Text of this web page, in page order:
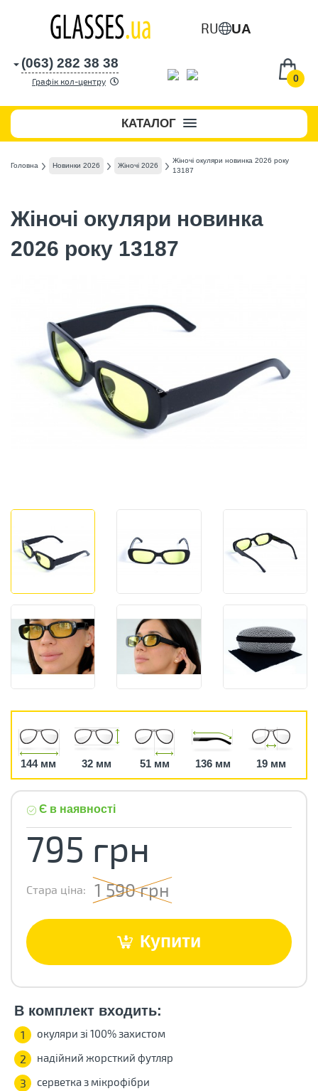
RU UA
0
(063) 282 38 38
Графік кол-центру
КАТАЛОГ
Головна Новинки 2026 Жіночі 2026
Жіночі окуляри новинка 2026 року
13187
Жіночі окуляри новинка
2026 року 13187
144 мм 32 мм 51 мм 136 мм 19 мм
Є в наявності
795 грн
Стара ціна: 1 590 грн
Купити
В комплект входить:
1 окуляри зі 100% захистом
2 надійний жорсткий футляр
3 серветка з мікрофібри